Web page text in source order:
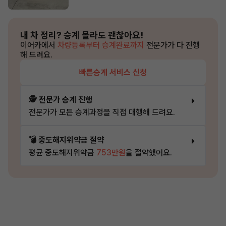
내 차 정리? 승계 몰라도 괜찮아요!
이어카에서 차량등록부터 승계완료까지 전문가가 다 진행
해 드려요.
빠른승계 서비스 신청
🕵️ 전문가 승계 진행
전문가가 모든 승계과정을 직접 대행해 드려요.
💣 중도해지위약금 절약
평균 중도해지위약금 753만원을 절약했어요.